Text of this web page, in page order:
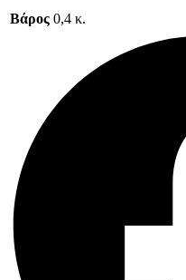
Βάρος 0,4 κ.